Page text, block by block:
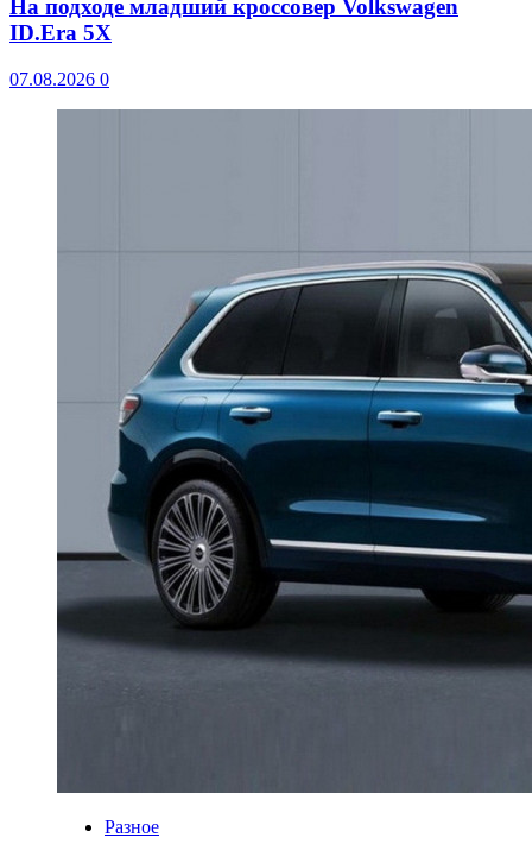
На подходе младший кроссовер Volkswagen
ID.Era 5X
07.08.2026 0
Разное